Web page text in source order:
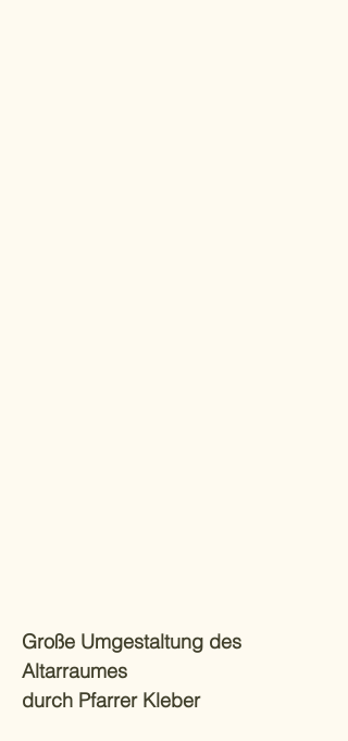
Große Umgestaltung des
Altarraumes
durch Pfarrer Kleber